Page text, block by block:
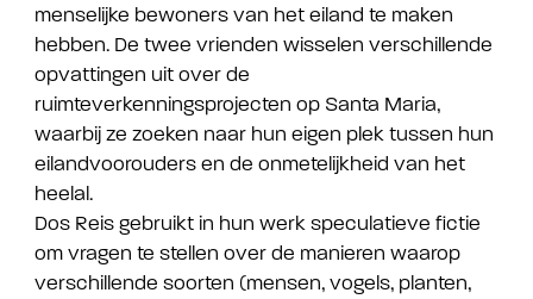
menselijke bewoners van het eiland te maken
hebben. De twee vrienden wisselen verschillende
opvattingen uit over de
ruimteverkenningsprojecten op Santa Maria,
waarbij ze zoeken naar hun eigen plek tussen hun
eilandvoorouders en de onmetelijkheid van het
heelal.
Dos Reis gebruikt in hun werk speculatieve fictie
om vragen te stellen over de manieren waarop
verschillende soorten (mensen, vogels, planten,